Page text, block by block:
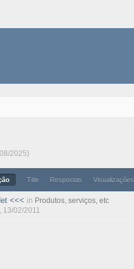
2025)
Title Respostas Visualizações
<<< in Produtos, serviços, etc
, 13/02/2011